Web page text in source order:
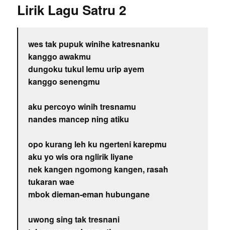
Lirik Lagu Satru 2
wes tak pupuk winihe katresnanku
kanggo awakmu
dungoku tukul lemu urip ayem
kanggo senengmu
aku percoyo winih tresnamu
nandes mancep ning atiku
opo kurang leh ku ngerteni karepmu
aku yo wis ora nglirik liyane
nek kangen ngomong kangen, rasah
tukaran wae
mbok dieman-eman hubungane
uwong sing tak tresnani